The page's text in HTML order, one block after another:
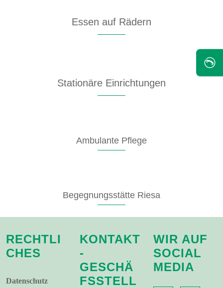
Essen auf Rädern
Stationäre Einrichtungen
Ambulante Pflege
Begegnungsstätte Riesa
RECHTLI
CHES
Datenschutz
KONTAKT
-
GESCHÄ
FSSTELL
WIR AUF
SOCIAL
MEDIA
✆